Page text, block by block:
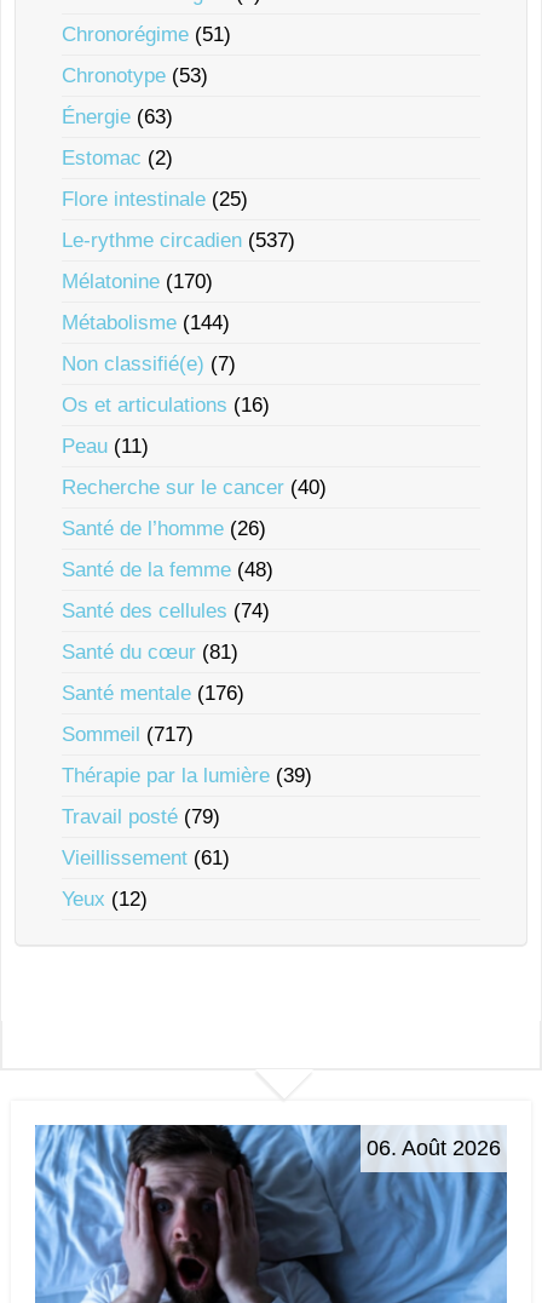
Chronorégime (51)
Chronotype (53)
Énergie (63)
Estomac (2)
Flore intestinale (25)
Le-rythme circadien (537)
Mélatonine (170)
Métabolisme (144)
Non classifié(e) (7)
Os et articulations (16)
Peau (11)
Recherche sur le cancer (40)
Santé de l’homme (26)
Santé de la femme (48)
Santé des cellules (74)
Santé du cœur (81)
Santé mentale (176)
Sommeil (717)
Thérapie par la lumière (39)
Travail posté (79)
Vieillissement (61)
Yeux (12)
06. Août 2026